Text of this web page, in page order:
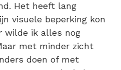
Het heeft lang
visuele beperking kon
wilde ik alles nog
met minder zicht
doen of met